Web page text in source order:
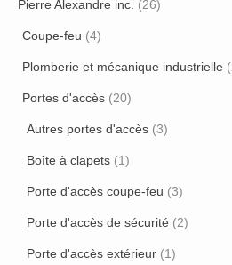
Pierre Alexandre inc. (26)
Coupe-feu (4)
Plomberie et mécanique industrielle
Portes d'accès (20)
Autres portes d'accès (3)
Boîte à clapets (1)
Porte d'accès coupe-feu (3)
Porte d'accès de sécurité (2)
Porte d'accès extérieur (1)